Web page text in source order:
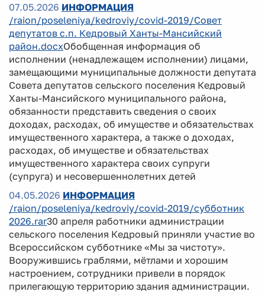
07.05.2026 ИНФОРМАЦИЯ
/raion/poseleniya/kedroviy/covid-2019/Совет
депутатов с.п. Кедровый Ханты-Мансийский
район.docxОбобщенная информация об
исполнении (ненадлежащем исполнении) лицами,
замещающими муниципальные должности депутата
Совета депутатов сельского поселения Кедровый
Ханты-Мансийского муниципального района,
обязанности представить сведения о своих
доходах, расходах, об имуществе и обязательствах
имущественного характера, а также о доходах,
расходах, об имуществе и обязательствах
имущественного характера своих супруги
(супруга) и несовершеннолетних детей
04.05.2026 ИНФОРМАЦИЯ
/raion/poseleniya/kedroviy/covid-2019/субботник
2026.rar30 апреля работники администрации
сельского поселения Кедровый приняли участие во
Всероссийском субботнике «Мы за чистоту».
Вооружившись граблями, мётлами и хорошим
настроением, сотрудники привели в порядок
прилегающую территорию здания администрации.